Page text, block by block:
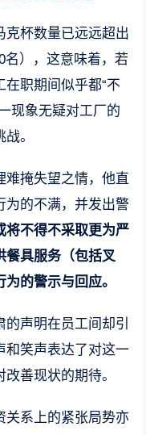
克杯数量已远远超出
名），这意味着，若
职期间似乎都“不
现象无疑对工厂的
。
难掩失望之情，他直
为的不满，并发出警
将不得不采取更为严
餐具服务（包括叉
的警示与回应。
声明在员工间却引
和笑声表达了对这一
善现状的期待。
关系上的紧张局势亦